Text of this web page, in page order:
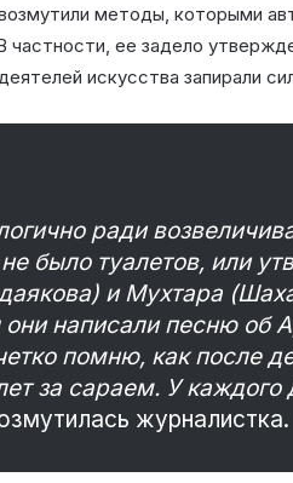
методы, которыми
частности, ее задело
искусства запирали
ради
было туалетов, или
и Мухтара
они написали песню об
помню, как после
за сараем. У
журналистка.